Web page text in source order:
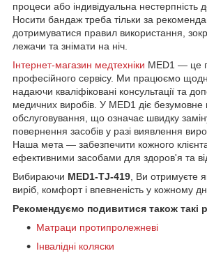
процеси або індивідуальна нестерпність
Носити бандаж треба тільки за
дотримуватися правил використання,
лежачи та знімати на ніч.
Інтернет-магазин медтехніки MED1 — це
професійного сервісу. Ми працюємо
надаючи кваліфіковані консультації та
медичних виробів. У MED1 діє безумовне
обслуговування, що означає швидку
повернення засобів у разі виявлення
Наша мета — забезпечити кожного
ефективними засобами для здоров'я та
Вибираючи MED1-TJ-419, Ви отримуєте
виріб, комфорт і впевненість у кожному
Рекомендуємо подивитися також такі
Матраци протипролежневі
Інвалідні коляски